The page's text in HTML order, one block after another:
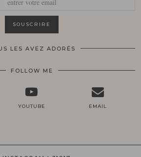
LES AVEZ ADORÉS
FOLLOW ME
YOUTUBE EMAIL